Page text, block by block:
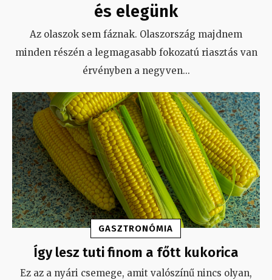
és elegünk
Az olaszok sem fáznak. Olaszország majdnem
minden részén a legmagasabb fokozatú riasztás van
érvényben a negyven...
GASZTRONÓMIA
Így lesz tuti finom a főtt kukorica
Ez az a nyári csemege, amit valószínű nincs olyan,